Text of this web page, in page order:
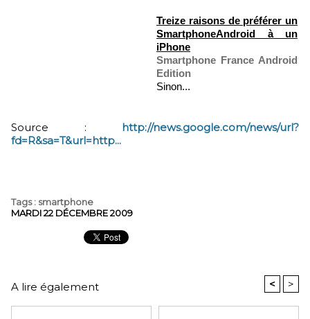
Treize raisons de préférer un
SmartphoneAndroid à un
iPhone
Smartphone France Android
Edition
Sinon...
Source : http://news.google.com/news/url?
fd=R&sa=T&url=http...
Tags: smartphone
MARDI 22 DÉCEMBRE 2009
A lire également < >